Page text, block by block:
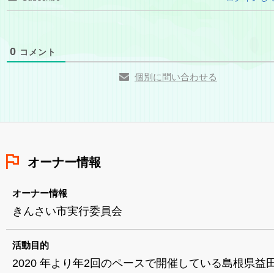
0 コメント
個別に問い合わせる
オーナー情報
オーナー情報
きんさい市実行委員会
活動目的
2020 年より年2回のペースで開催している島根県益